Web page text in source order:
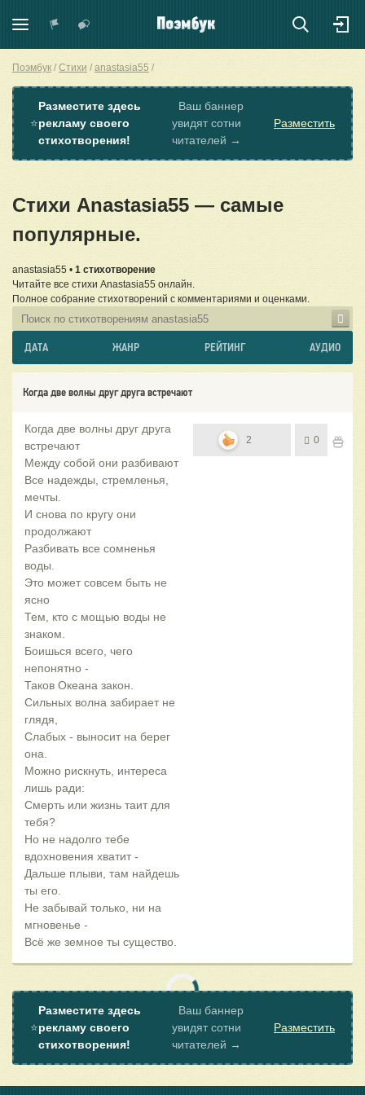
Поэмбук Стихи anastasia55
⭐
Разместите здесь
рекламу своего
стихотворения!
Ваш баннер
увидят сотни
читателей →
Разместить
Стихи Anastasia55 — самые
популярные.
anastasia55 • 1 стихотворение
Читайте все стихи Anastasia55 онлайн.
Полное собрание стихотворений с комментариями и оценками.
ДАТА ЖАНР РЕЙТИНГ АУДИО
Когда две волны друг друга встречают
Когда две волны друг друга
встречают
Между собой они разбивают
Все надежды, стремленья,
мечты.
И снова по кругу они
продолжают
Разбивать все сомненья
воды.
Это может совсем быть не
ясно
Тем, кто с мощью воды не
знаком.
Боишься всего, чего
непонятно -
Таков Океана закон.
Сильных волна забирает не
глядя,
Слабых - выносит на берег
она.
Можно рискнуть, интереса
лишь ради:
Смерть или жизнь таит для
тебя?
Но не надолго тебе
вдохновения хватит -
Дальше плыви, там найдешь
ты его.
Не забывай только, ни на
мгновенье -
Всё же земное ты существо.
2 0
⭐
Разместите здесь
рекламу своего
стихотворения!
Ваш баннер
увидят сотни
читателей →
Разместить